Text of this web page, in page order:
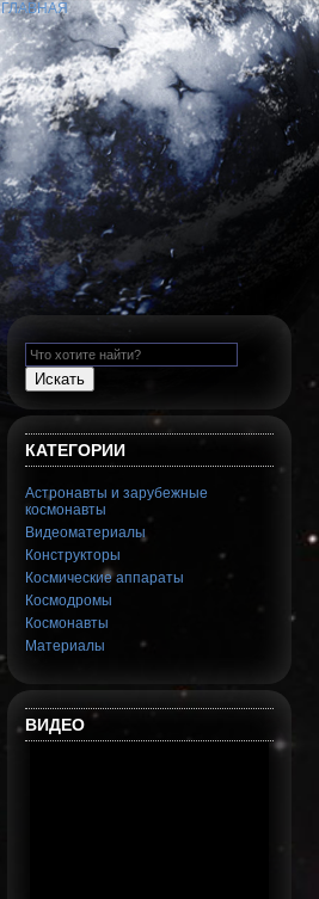
ГЛАВНАЯ
КАТЕГОРИИ
Астронавты и зарубежные
космонавты
Видеоматериалы
Конструкторы
Космические аппараты
Космодромы
Космонавты
Материалы
ВИДЕО